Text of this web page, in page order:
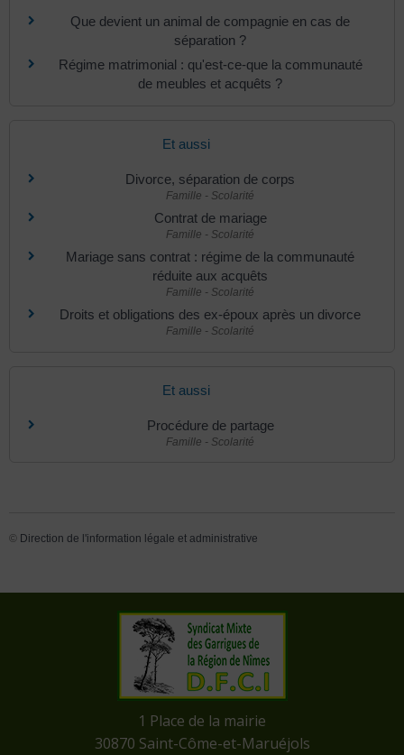
Que devient un animal de compagnie en cas de
séparation ?
Régime matrimonial : qu'est-ce-que la communauté
de meubles et acquêts ?
Et aussi
Divorce, séparation de corps
Famille - Scolarité
Contrat de mariage
Famille - Scolarité
Mariage sans contrat : régime de la communauté
réduite aux acquêts
Famille - Scolarité
Droits et obligations des ex-époux après un divorce
Famille - Scolarité
Et aussi
Procédure de partage
Famille - Scolarité
© Direction de l'information légale et administrative
​1 Place de la mairie
​30870 Saint-Côme-et-Maruéjols